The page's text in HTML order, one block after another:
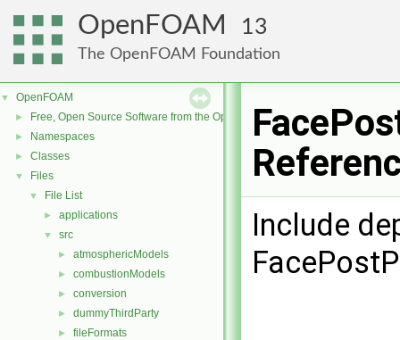
OpenFOAM 13
The OpenFOAM Foundation
▼ OpenFOAM
► Free, Open Source Software from the OpenFOAM Foundation
► Namespaces
► Classes
▼ Files
▼ File List
► applications
▼ src
► atmosphericModels
► combustionModels
► conversion
► dummyThirdParty
► fileFormats
Include